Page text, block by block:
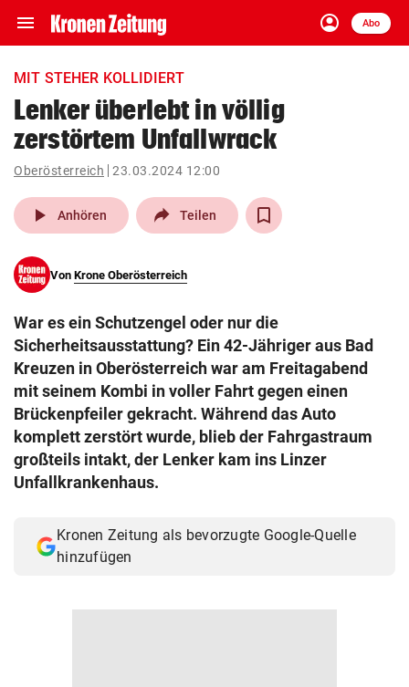
menu Navigation
ein-/ausklappen
account_circle
Anmelden
Abo
close Schließen
account_circle Anmelden
arrow_right
pin_drop
Wien arrow_right
search
eingeben
© Krone Multimedia GmbH & Co KG 2026
Muthgasse 2, 1190 Wien
MIT STEHER KOLLIDIERT
Lenker überlebt in völlig
zerstörtem Unfallwrack
Oberösterreich 23.03.2024 12:00
play_arrow Anhören Teilen
Von Krone Oberösterreich
War es ein Schutzengel oder nur die
Sicherheitsausstattung? Ein 42-Jähriger aus Bad
Kreuzen in Oberösterreich war am Freitagabend
mit seinem Kombi in voller Fahrt gegen einen
Brückenpfeiler gekracht. Während das Auto
komplett zerstört wurde, blieb der Fahrgastraum
großteils intakt, der Lenker kam ins Linzer
Unfallkrankenhaus.
Kronen Zeitung als bevorzugte Google-Quelle
hinzufügen